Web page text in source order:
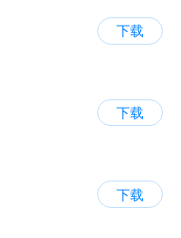
下载
下载
下载